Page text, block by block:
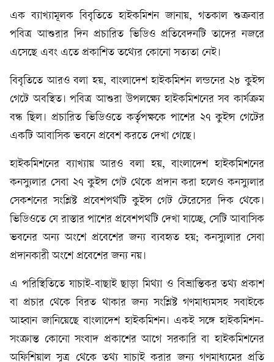
এক ব্যাখ্যামূলক বিবৃতিতে হাইকমিশন জানায়, গতকাল শুক্রবার
পবিত্র আশুরার দিন প্রচারিত ভিডিও প্রতিবেদনটি তাদের নজরে
এসেছে এবং এতে প্রকাশিত তথ্যের কোনো সত্যতা নেই।
বিবৃতিতে আরও বলা হয়, বাংলাদেশ হাইকমিশন লন্ডনের ২৮ কুইন্স
গেটে অবস্থিত। পবিত্র আশুরা উপলক্ষ্যে হাইকমিশনের সব কার্যক্রম
বন্ধ ছিল। প্রচারিত ভিডিওতে কর্তৃপক্ষকে পাশের ২৭ কুইন্স গেটের
একটি আবাসিক ভবনে প্রবেশ করতে দেখা গেছে।
হাইকমিশনের ব্যাখ্যায় আরও বলা হয়, বাংলাদেশ হাইকমিশনের
কনস্যুলার সেবা ২৭ কুইন্স গেট থেকে প্রদান করা হলেও কনস্যুলার
সেকশনের সংশ্লিষ্ট প্রবেশপথটি কুইন্স গেট টেরেসের দিক থেকে।
ভিডিওতে যে রাস্তার পাশের প্রবেশপথটি দেখা যাচ্ছে, সেটি আবাসিক
ভবনের অন্য অংশে প্রবেশের জন্য ব্যবহৃত হয়; কনস্যুলার সেবা
প্রদানকারী অংশে প্রবেশের জন্য নয়।
এ পরিস্থিতিতে যাচাই-বাছাই ছাড়া মিথ্যা ও বিভ্রান্তিকর তথ্য প্রকাশ
বা প্রচার থেকে বিরত থাকার জন্য সংশ্লিষ্ট গণমাধ্যমসহ সবাইকে
আহ্বান জানিয়েছে বাংলাদেশ হাইকমিশন। একই সঙ্গে হাইকমিশন-
সংক্রান্ত কোনো সংবাদ প্রকাশের আগে সরকারি বা হাইকমিশনের
অফিশিয়াল সূত্র থেকে তথ্য যাচাই করার জন্য গণমাধ্যমের প্রতি